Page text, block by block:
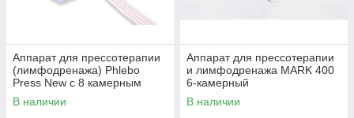
Аппарат для прессотерапии
(лимфодренажа) Phlebo
Press New с 8 камерным
комбинезоном
В наличии
Аппарат для прессотерапии
и лимфодренажа MARK 400
6-камерный
В наличии